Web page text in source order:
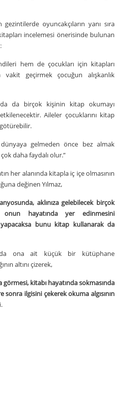
oyuncakçıların yanı sıra
incelemesi önerisinde bulunan
hem de çocukları için kitapları
geçirmek çocuğun alışkanlık
da birçok kişinin kitap okumayı
Aileler çocuklarını kitap
gelmeden önce bez almak
daha faydalı olur.”
her alanında kitapla iç içe olmasının
değinen Yılmaz,
aklınıza gelebilecek birçok
onun hayatında yer edinmesini
bunu kitap kullanarak da
da ona ait küçük bir kütüphane
altını çizerek,
kitabı hayatında sokmasında
sonra ilgisini çekerek okuma algısının